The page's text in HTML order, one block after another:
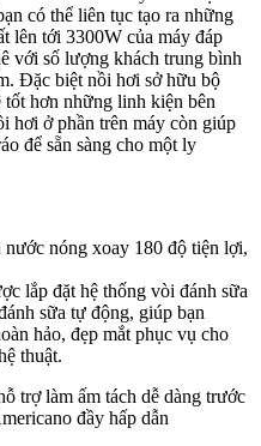
có thể liên tục tạo ra những
lên tới 3300W của máy đáp
với số lượng khách trung bình
Đặc biệt nồi hơi sở hữu bộ
tốt hơn những linh kiện bên
hơi ở phần trên máy còn giúp
để sẵn sàng cho một ly
nóng xoay 180 độ tiện lợi,
lắp đặt hệ thống vòi đánh sữa
sữa tự động, giúp bạn
hảo, đẹp mắt phục vụ cho
thuật.
trợ làm ấm tách dễ dàng trước
đầy hấp dẫn